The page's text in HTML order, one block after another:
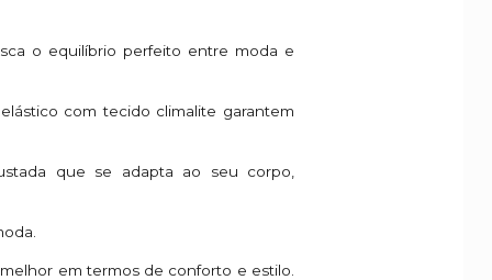
o equilíbrio perfeito entre moda e
com tecido climalite garantem
que se adapta ao seu corpo,
em termos de conforto e estilo.